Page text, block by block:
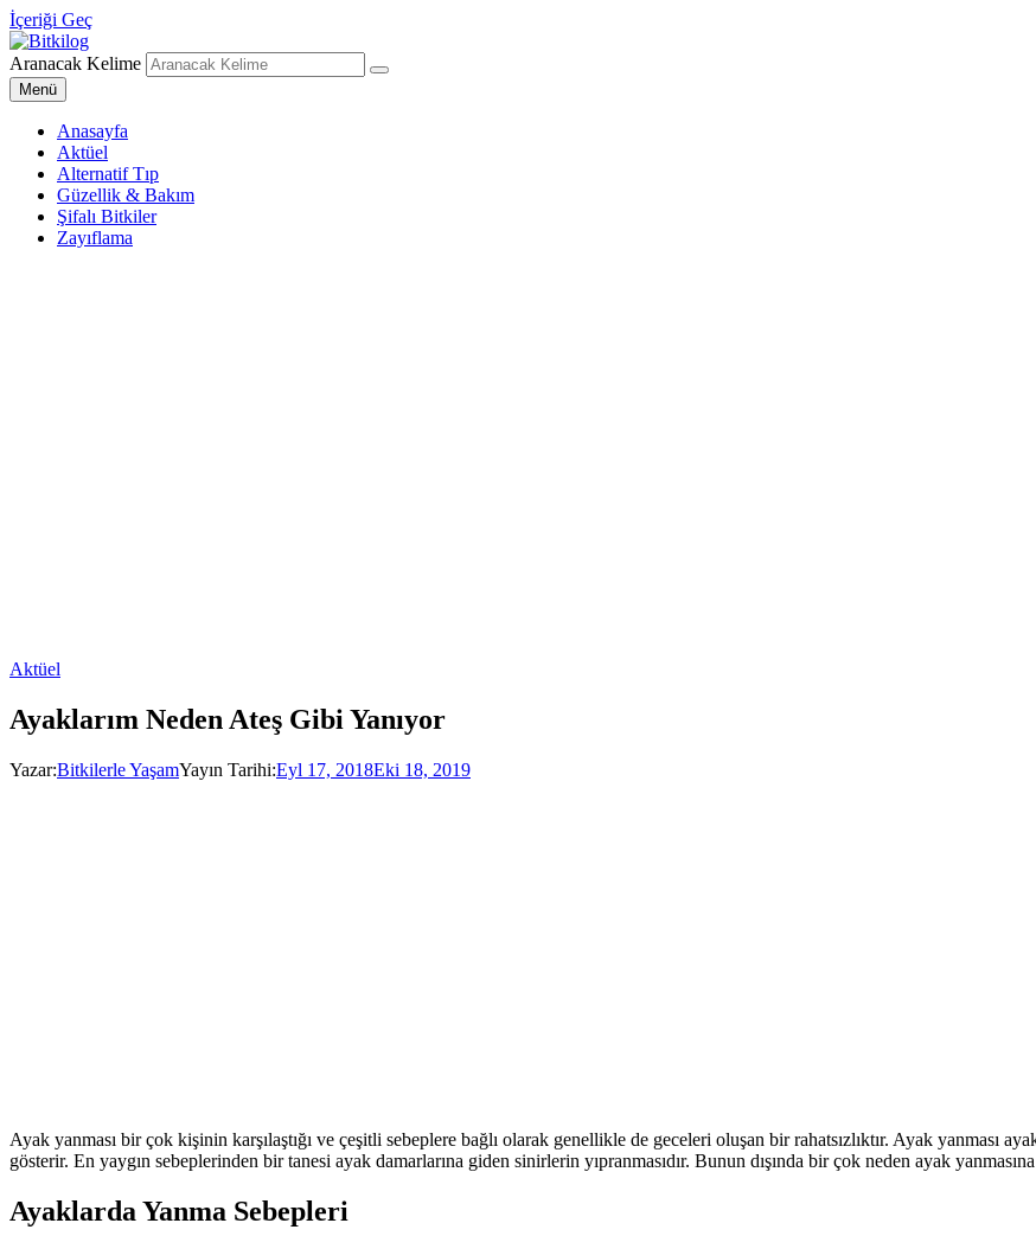
İçeriği Geç
Bitkilog
Sağlıklı Beslenme Uzmanı
Aranacak Kelime
Menü
Anasayfa
Aktüel
Alternatif Tıp
Güzellik & Bakım
Şifalı Bitkiler
Zayıflama
Aktüel
Ayaklarım Neden Ateş Gibi Yanıyor
Yazar:Bitkilerle YaşamYayın Tarihi:Eyl 17, 2018Eki 18, 2019
Ayak yanması bir çok kişinin karşılaştığı ve çeşitli sebeplere bağlı olarak genellikle de geceleri oluşan bir rahatsızlıktır. Ayak yanması
gösterir. En yaygın sebeplerinden bir tanesi ayak damarlarına giden sinirlerin yıpranmasıdır. Bunun dışında bir çok neden ayak
Ayaklarda Yanma Sebepleri